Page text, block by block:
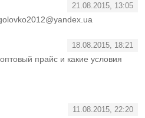
21.08.2015, 13:05
18.08.2015, 18:21
прайс и какие условия
11.08.2015, 22:20